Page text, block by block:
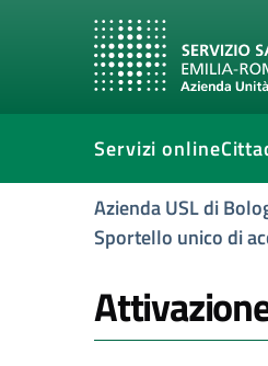
Servizi online
Azienda USL di
Sportello unico di